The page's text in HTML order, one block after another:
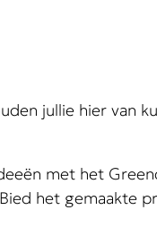
jullie hier van
met het
het gemaakte